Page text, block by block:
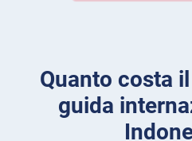
Quanto costa
guida